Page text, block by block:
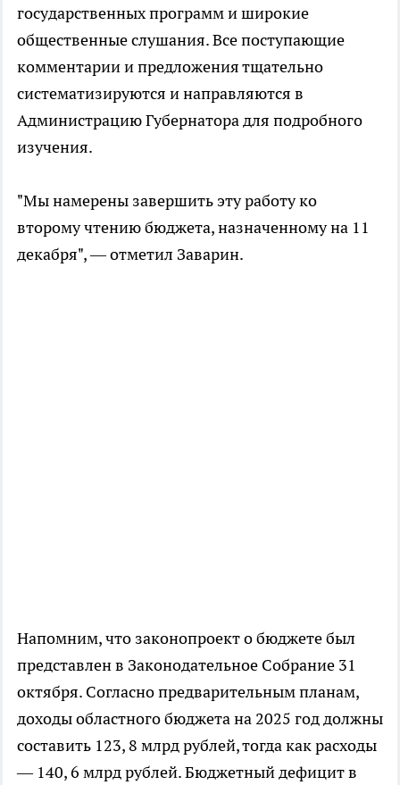
государственных программ и широкие
общественные слушания. Все поступающие
комментарии и предложения тщательно
систематизируются и направляются в
Администрацию Губернатора для подробного
изучения.
"Мы намерены завершить эту работу ко
второму чтению бюджета, назначенному на 11
декабря", — отметил Заварин.
Напомним, что законопроект о бюджете был
представлен в Законодательное Собрание 31
октября. Согласно предварительным планам,
доходы областного бюджета на 2025 год должны
составить 123, 8 млрд рублей, тогда как расходы
— 140, 6 млрд рублей. Бюджетный дефицит в